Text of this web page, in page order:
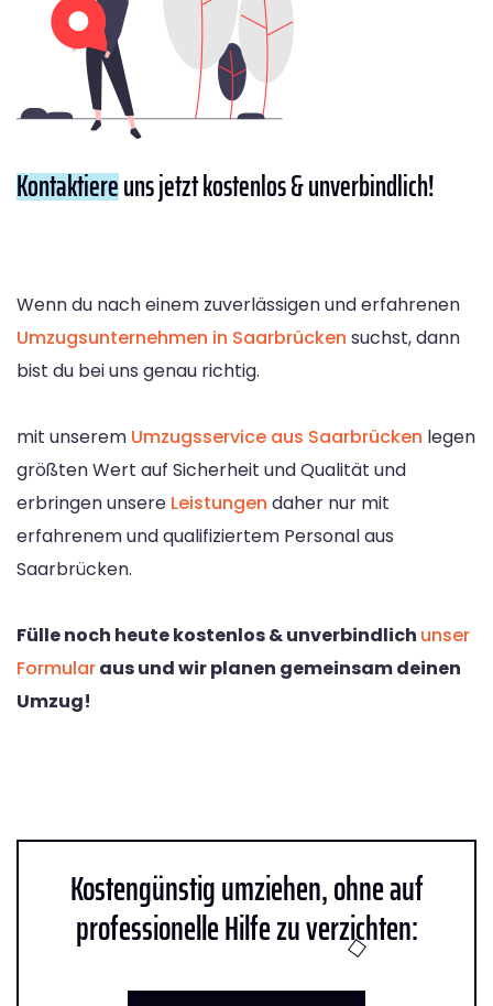
Kontaktiereuns jetzt kostenlos & unverbindlich!
Wenn du nach einem zuverlässigen und erfahrenen
Umzugsunternehmen in Saarbrücken suchst, dann
bist du bei uns genau richtig.
mit unserem Umzugsservice aus Saarbrücken legen
größten Wert auf Sicherheit und Qualität und
erbringen unsere Leistungen daher nur mit
erfahrenem und qualifiziertem Personal aus
Saarbrücken.
Fülle noch heute kostenlos & unverbindlich unser
Formularaus und wir planen gemeinsam deinen
Umzug!
Kostengünstig umziehen, ohne auf
professionelle Hilfe zu verzichten: